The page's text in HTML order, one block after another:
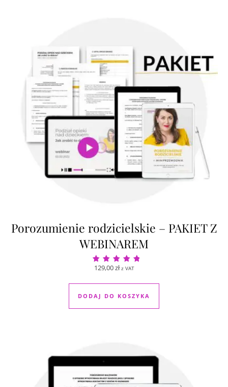
Porozumienie rodzicielskie – PAKIET Z
WEBINAREM
Oceniono
na 5
129,00zł z VAT
DODAJ DO KOSZYKA